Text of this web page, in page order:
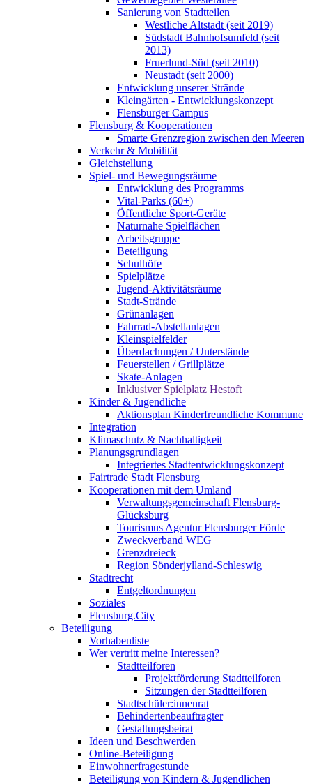
Sanierung von Stadtteilen
Westliche Altstadt (seit 2019)
Südstadt Bahnhofsumfeld (seit
2013)
Fruerlund-Süd (seit 2010)
Neustadt (seit 2000)
Entwicklung unserer Strände
Kleingärten - Entwicklungskonzept
Flensburger Campus
Flensburg & Kooperationen
Smarte Grenzregion zwischen den Meeren
Verkehr & Mobilität
Gleichstellung
Spiel- und Bewegungsräume
Entwicklung des Programms
Vital-Parks (60+)
Öffentliche Sport-Geräte
Naturnahe Spielflächen
Arbeitsgruppe
Beteiligung
Schulhöfe
Spielplätze
Jugend-Aktivitätsräume
Stadt-Strände
Grünanlagen
Fahrrad-Abstellanlagen
Kleinspielfelder
Überdachungen / Unterstände
Feuerstellen / Grillplätze
Skate-Anlagen
Inklusiver Spielplatz Hestoft
Kinder & Jugendliche
Aktionsplan Kinderfreundliche Kommune
Integration
Klimaschutz & Nachhaltigkeit
Planungsgrundlagen
Integriertes Stadtentwicklungskonzept
Fairtrade Stadt Flensburg
Kooperationen mit dem Umland
Verwaltungsgemeinschaft Flensburg-
Glücksburg
Tourismus Agentur Flensburger Förde
Zweckverband WEG
Grenzdreieck
Region Sönderjylland-Schleswig
Stadtrecht
Entgeltordnungen
Soziales
Flensburg.City
Beteiligung
Vorhabenliste
Wer vertritt meine Interessen?
Stadtteilforen
Projektförderung Stadtteilforen
Sitzungen der Stadtteilforen
Stadtschüler:innenrat
Behindertenbeauftragter
Gestaltungsbeirat
Ideen und Beschwerden
Online-Beteiligung
Einwohnerfragestunde
Beteiligung von Kindern & Jugendlichen